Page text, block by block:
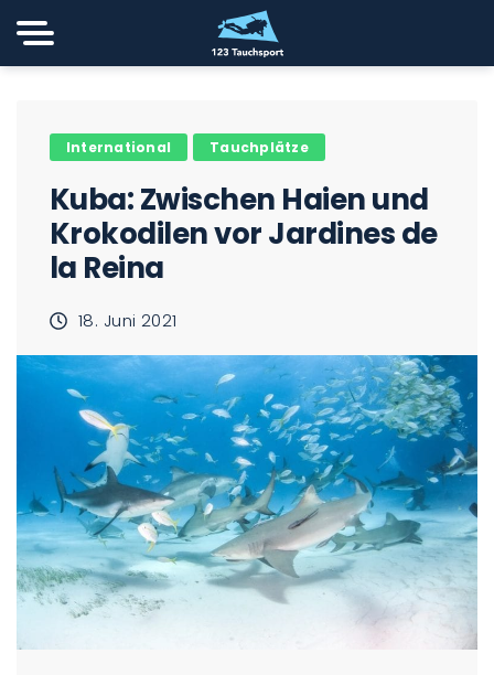
International Tauchplätze
Kuba: Zwischen Haien und
Krokodilen vor Jardines de
la Reina
18. Juni 2021